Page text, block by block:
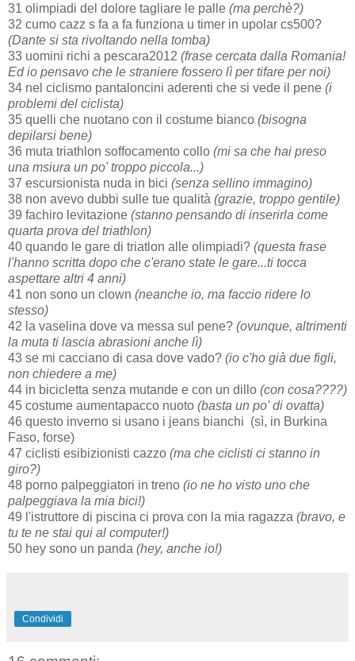
31 olimpiadi del dolore tagliare le palle (ma perchè?)
32 cumo cazz s fa a fa funziona u timer in upolar cs500?
(Dante si sta rivoltando nella tomba)
33 uomini richi a pescara2012 (frase cercata dalla Romania!
Ed io pensavo che le straniere fossero lì per tifare per noi)
34 nel ciclismo pantaloncini aderenti che si vede il pene (i
problemi del ciclista)
35 quelli che nuotano con il costume bianco (bisogna
depilarsi bene)
36 muta triathlon soffocamento collo (mi sa che hai preso
una msiura un po' troppo piccola...)
37 escursionista nuda in bici (senza sellino immagino)
38 non avevo dubbi sulle tue qualità (grazie, troppo gentile)
39 fachiro levitazione (stanno pensando di inserirla come
quarta prova del triathlon)
40 quando le gare di triatlon alle olimpiadi? (questa frase
l'hanno scritta dopo che c'erano state le gare...ti tocca
aspettare altri 4 anni)
41 non sono un clown (neanche io, ma faccio ridere lo
stesso)
42 la vaselina dove va messa sul pene? (ovunque, altrimenti
la muta ti lascia abrasioni anche lì)
43 se mi cacciano di casa dove vado? (io c'ho già due figli,
non chiedere a me)
44 in bicicletta senza mutande e con un dillo (con cosa????)
45 costume aumentapacco nuoto (basta un po' di ovatta)
46 questo inverno si usano i jeans bianchi (sì, in Burkina
Faso, forse)
47 ciclisti esibizionisti cazzo (ma che ciclisti ci stanno in
giro?)
48 porno palpeggiatori in treno (io ne ho visto uno che
palpeggiava la mia bici!)
49 l'istruttore di piscina ci prova con la mia ragazza (bravo, e
tu te ne stai qui al computer!)
50 hey sono un panda (hey, anche io!)
Condividi